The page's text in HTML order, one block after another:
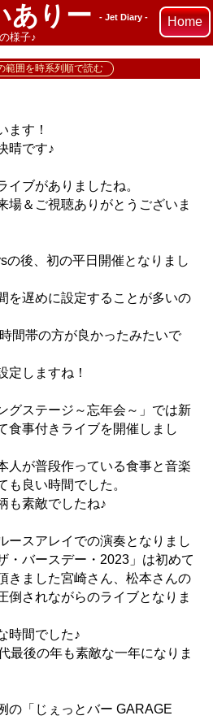
ありー- Jet Diary -
様子♪
Home
範囲を時系列順で読む
ます！
晴です♪
イブがありましたね。
場＆ご視聴ありがとうございま
の後、初の平日開催となりまし
を遅めに設定することが多いの
間帯の方が良かったみたいで
定しますね！
グステージ～忘年会～」では新
食事付きライブを開催しまし
人が普段作っている食事と音楽
も良い時間でした。
も素敵でしたね♪
ースアレイでの演奏となりまし
・バースデー・2023」は初めて
きました宮崎さん、松本さんの
倒されながらのライブとなりま
時間でした♪
最後の年も素敵な一年になりま
の「じぇっとバー GARAGE